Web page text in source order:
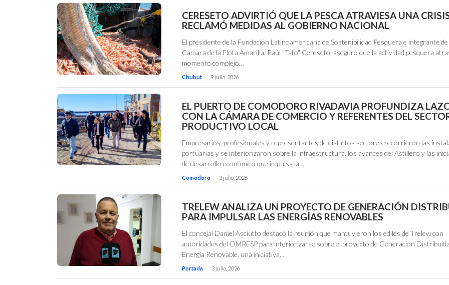
CERESETO ADVIRTIÓ QUE LA PESCA ATRAVIESA UNA
RECLAMÓ MEDIDAS AL GOBIERNO NACIONAL
El presidente de la Fundación Latinoamericana de Sostenibilidad Pesquera e integrante de
Cámara de la Flota Amarilla, Raúl "Tato" Cereseto, aseguró que la actividad pesquera
momento complejo…
Chubut 9 julio, 2026
EL PUERTO DE COMODORO RIVADAVIA PROFUNDIZA
CON LA CÁMARA DE COMERCIO Y REFERENTES DEL
PRODUCTIVO LOCAL
Empresarios, profesionales y representantes de distintos sectores recorrieron las
portuarias y se interiorizaron sobre la infraestructura, los avances del Astillero y las
de desarrollo económico que impulsa la…
Comodoro 3 julio, 2026
TRELEW ANALIZA UN PROYECTO DE GENERACIÓN
PARA IMPULSAR LAS ENERGÍAS RENOVABLES
El concejal Daniel Asciutto destacó la reunión que mantuvieron los ediles de Trelew con
autoridades del OMRESP para interiorizarse sobre el proyecto de Generación
Energía Renovable, una iniciativa…
Portada 3 julio, 2026